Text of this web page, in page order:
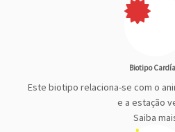
Biotipo
Este biotipo relaciona-se com o
e a estação
Saiba